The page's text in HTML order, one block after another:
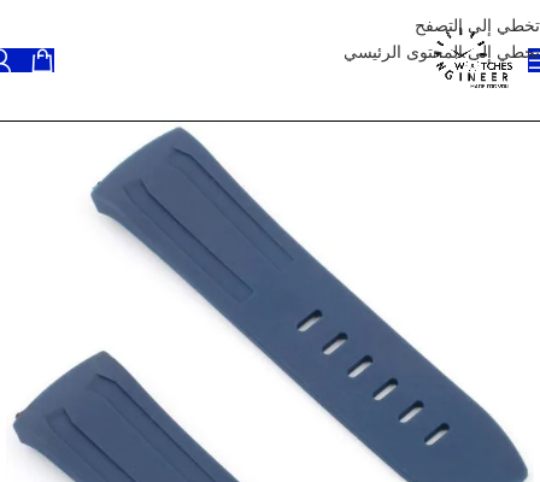
تخطي إلى التصفح
تخطي إلى المحتوى الرئيسي